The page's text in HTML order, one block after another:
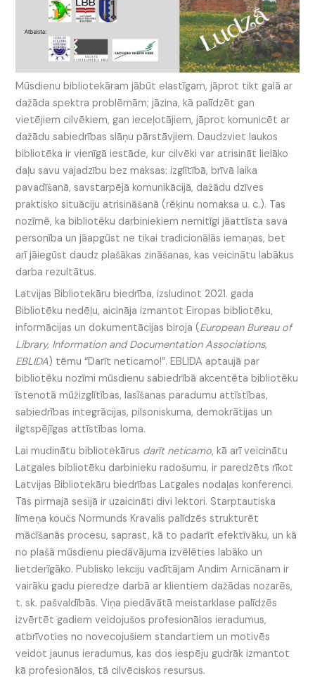
Mūsdienu bibliotekāram jābūt elastīgam, jāprot tikt galā ar
dažāda spektra problēmām; jāzina, kā palīdzēt gan
vietējiem cilvēkiem, gan ieceļotājiem, jāprot komunicēt ar
dažādu sabiedrības slāņu pārstāvjiem. Daudzviet laukos
bibliotēka ir vienīgā iestāde, kur cilvēki var atrisināt lielāko
daļu savu vajadzību bez maksas: izglītībā, brīvā laika
pavadīšanā, savstarpējā komunikācijā, dažādu dzīves
praktisko situāciju atrisināšanā (rēķinu nomaksa u. c.). Tas
nozīmē, ka bibliotēku darbiniekiem nemitīgi jāattīsta sava
personība un jāapgūst ne tikai tradicionālās iemaņas, bet
arī jāiegūst daudz plašākas zināšanas, kas veicinātu labākus
darba rezultātus.
Latvijas Bibliotekāru biedrība, izsludinot 2021. gada
Bibliotēku nedēļu, aicināja izmantot Eiropas bibliotēku,
informācijas un dokumentācijas biroja (European Bureau of
Library, Information and Documentation Associations,
EBLIDA) tēmu “Darīt neticamo!”. EBLIDA aptaujā par
bibliotēku nozīmi mūsdienu sabiedrībā akcentēta bibliotēku
īstenotā mūžizglītības, lasīšanas paradumu attīstības,
sabiedrības integrācijas, pilsoniskuma, demokrātijas un
ilgtspējīgas attīstības loma.
Lai mudinātu bibliotekārus darīt neticamo, kā arī veicinātu
Latgales bibliotēku darbinieku radošumu, ir paredzēts rīkot
Latvijas Bibliotekāru biedrības Latgales nodaļas konferenci.
Tās pirmajā sesijā ir uzaicināti divi lektori. Starptautiska
līmeņa koučs Normunds Kravalis palīdzēs strukturēt
mācīšanās procesu, saprast, kā to padarīt efektīvāku, un kā
no plašā mūsdienu piedāvājuma izvēlēties labāko un
lietderīgāko. Publisko lekciju vadītājam Andim Arnicānam ir
vairāku gadu pieredze darbā ar klientiem dažādas nozarēs,
t. sk. pašvaldībās. Viņa piedāvātā meistarklase palīdzēs
izvērtēt gadiem veidojušos profesionālos ieradumus,
atbrīvoties no novecojušiem standartiem un motivēs
veidot jaunus ieradumus, kas dos iespēju gudrāk izmantot
kā profesionālos, tā cilvēciskos resursus.